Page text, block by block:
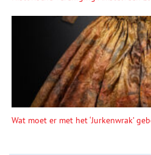
Wat moet er met het ‘Jurkenwrak’